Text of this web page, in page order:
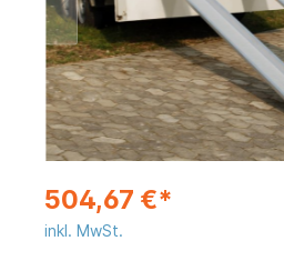
504,67 €*
inkl. MwSt.